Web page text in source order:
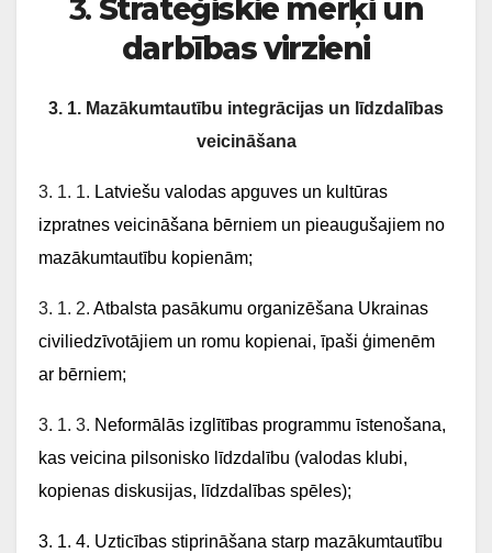
3. Stratēģiskie mērķi un
darbības virzieni
3. 1. Mazākumtautību integrācijas un līdzdalības
veicināšana
3. 1. 1. Latviešu valodas apguves un kultūras
izpratnes veicināšana bērniem un pieaugušajiem no
mazākumtautību kopienām;
3. 1. 2. Atbalsta pasākumu organizēšana Ukrainas
civiliedzīvotājiem un romu kopienai, īpaši ģimenēm
ar bērniem;
3. 1. 3. Neformālās izglītības programmu īstenošana,
kas veicina pilsonisko līdzdalību (valodas klubi,
kopienas diskusijas, līdzdalības spēles);
3. 1. 4. Uzticības stiprināšana starp mazākumtautību